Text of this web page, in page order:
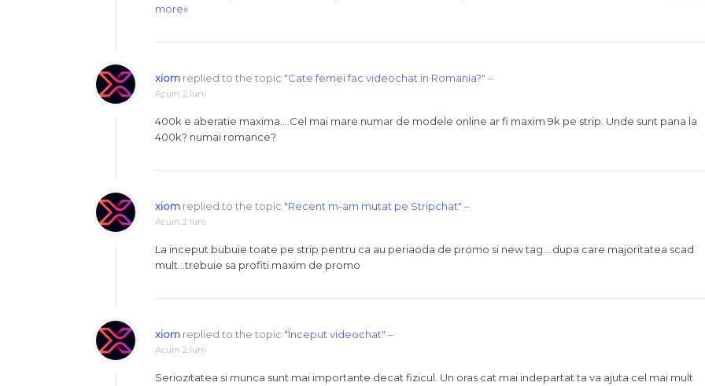
more»
xiom replied to the topic "Cate femei fac videochat in Romania?" –
Acum 2 luni
400k e aberatie maxima….Cel mai mare numar de modele online ar fi maxim 9k pe strip. Unde sunt pana la
400k? numai romance?
xiom replied to the topic "Recent m-am mutat pe Stripchat" –
Acum 2 luni
La inceput bubuie toate pe strip pentru ca au periaoda de promo si new tag….dupa care majoritatea scad
mult…trebuie sa profiti maxim de promo
xiom replied to the topic "Început videochat" –
Acum 2 luni
Seriozitatea si munca sunt mai importante decat fizicul. Un oras cat mai indepartat ta va ajuta cel mai mult